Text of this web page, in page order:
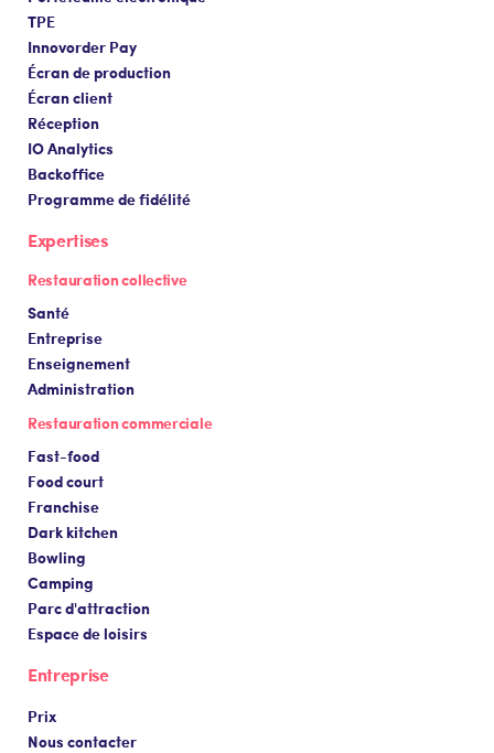
TPE
Innovorder Pay
Écran de production
Écran client
Réception
IO Analytics
Backoffice
Programme de fidélité
Expertises
Restauration collective
Santé
Entreprise
Enseignement
Administration
Restauration commerciale
Fast-food
Food court
Franchise
Dark kitchen
Bowling
Camping
Parc d'attraction
Espace de loisirs
Entreprise
Prix
Nous contacter